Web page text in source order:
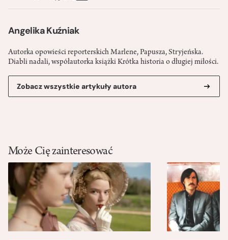
Angelika Kuźniak
Autorka opowieści reporterskich Marlene, Papusza, Stryjeńska.
Diabli nadali, współautorka książki Krótka historia o długiej miłości.
Zobacz wszystkie artykuły autora
Może Cię zainteresować